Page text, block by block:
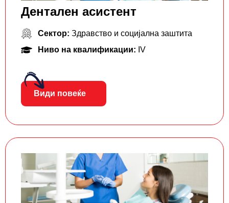
Дентален асистент
Сектор: Здравство и социјална заштита
Ниво на квалификации: IV
Види повеќе